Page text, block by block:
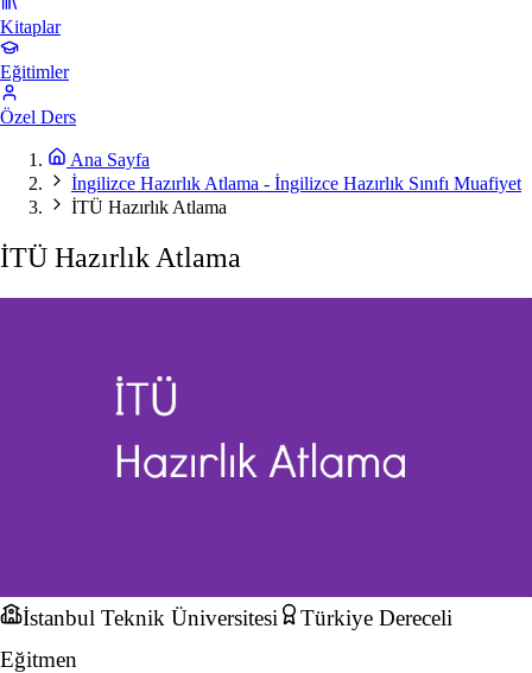
Kitaplar
Eğitimler
Özel Ders
Ana Sayfa
İngilizce Hazırlık Atlama - İngilizce Hazırlık Sınıfı Muafiyet
İTÜ Hazırlık Atlama
İTÜ Hazırlık Atlama
İstanbul Teknik Üniversitesi
Türkiye Dereceli
Eğitmen